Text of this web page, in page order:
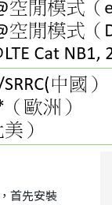
首先安裝